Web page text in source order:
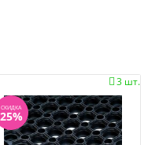
3 шт.

СКИДКА
25%